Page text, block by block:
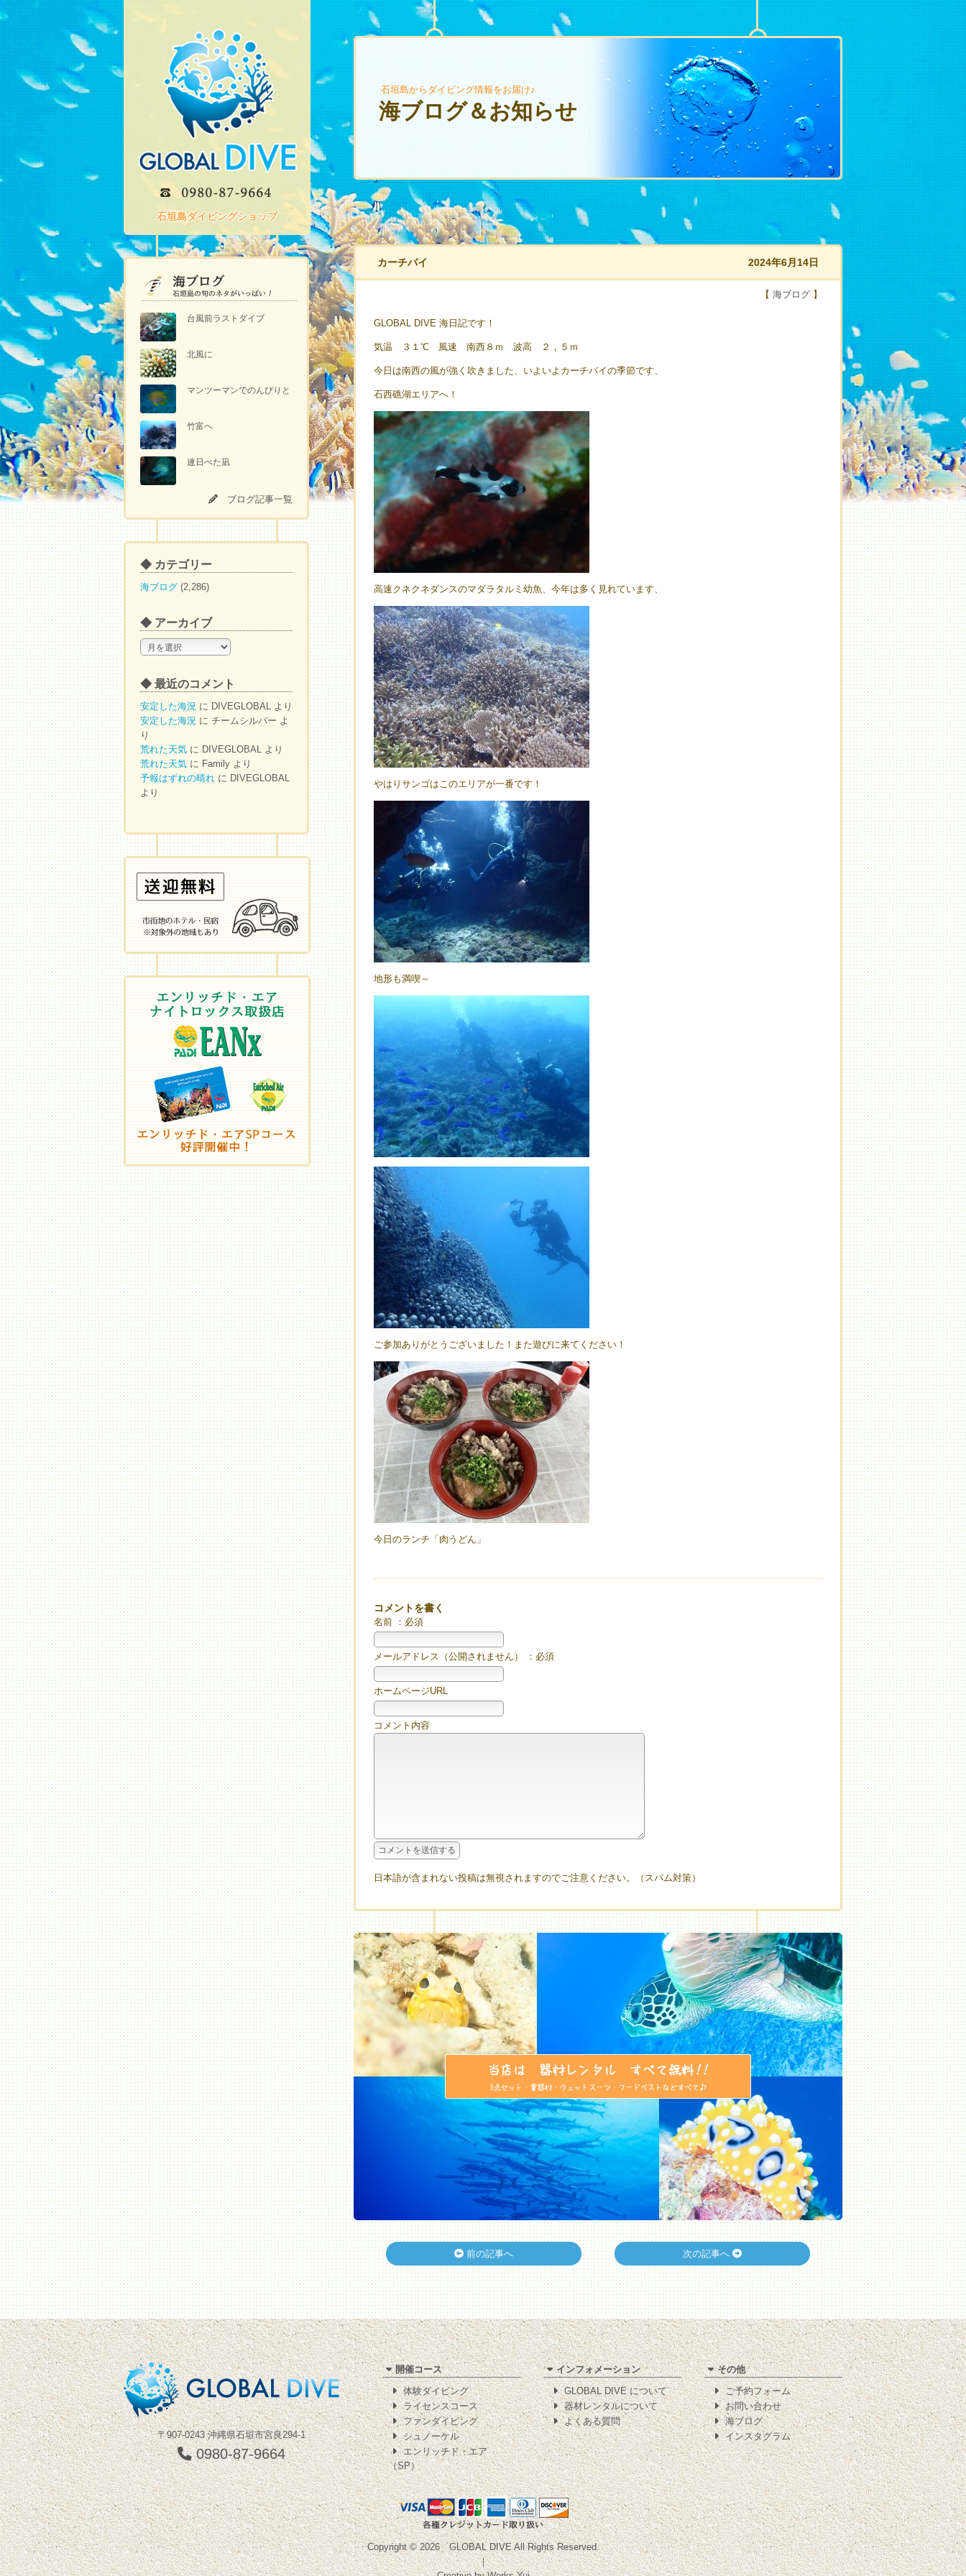
石垣島ダイビングショップ
台風前ラストダイブ
北風に
マンツーマンでのんびりと
竹富へ
連日べた凪
ブログ記事一覧
◆ カテゴリー
海ブログ (2,286)
◆ アーカイブ
◆
ア
カ
イ
ブ
◆ 最近のコメント
安定した海況 に DIVEGLOBAL より
安定した海況 に チームシルバー よ
り
荒れた天気 に DIVEGLOBAL より
荒れた天気 に Family より
予報はずれの晴れ に DIVEGLOBAL
より
石垣島からダイビング情報をお届け♪
海ブログ＆お知らせ
カーチバイ 2024年6月14日
【 海ブログ 】
GLOBAL DIVE 海日記です！
気温 ３１℃ 風速 南西８ｍ 波高 ２，５ｍ
今日は南西の風が強く吹きました、いよいよカーチバイの季節です、
石西礁湖エリアへ！
高速クネクネダンスのマダラタルミ幼魚、今年は多く見れています、
やはりサンゴはこのエリアが一番です！
地形も満喫～
ご参加ありがとうございました！また遊びに来てください！
今日のランチ「肉うどん」
コメントを書く
名前 ：必須
メールアドレス（公開されません） ：必須
ホームページURL
コメント内容
日本語が含まれない投稿は無視されますのでご注意ください。（スパム対策）
前の記事へ 次の記事へ
〒907-0243 沖縄県石垣市宮良294-1
0980-87-9664
開催コース
体験ダイビング
ライセンスコース
ファンダイビング
シュノーケル
エンリッチド・エア
（SP）
インフォメーション
GLOBAL DIVE について
器材レンタルについて
よくある質問
その他
ご予約フォーム
お問い合わせ
海ブログ
インスタグラム
Copyright © 2026GLOBAL DIVEAll Rights Reserved.
｜